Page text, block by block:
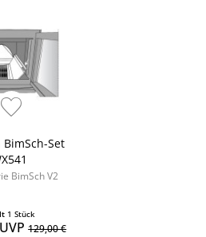
Set
BimSch V2
1 Stück
UVP129,00 €